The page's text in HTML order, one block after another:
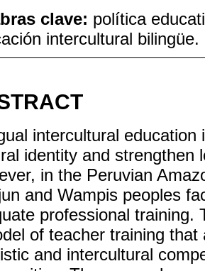
clave: política
intercultural bilingüe.
intercultural
identity and strengthen
in the Peruvian
and Wampis peoples
professional training.
of teacher training
and intercultural